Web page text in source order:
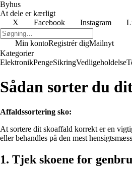
Byhus
At dele er kærligt
X
Facebook Instagram
Min kontoRegistrér digMailnyt
Kategorier
ElektronikPengeSikringVedligeholdelse
Sådan sorter du
Affaldssortering sko:
At sortere dit skoaffald korrekt er en
eller behandles på den mest
1. Tjek skoene for